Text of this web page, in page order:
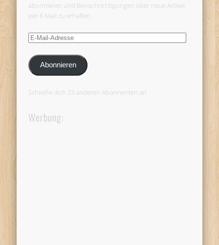
abonnieren und Benachrichtigungen über neue Artikel
per E-Mail zu erhalten.
E-
Adresse
Abonnieren
Schließe dich 23 anderen Abonnenten an
Werbung: